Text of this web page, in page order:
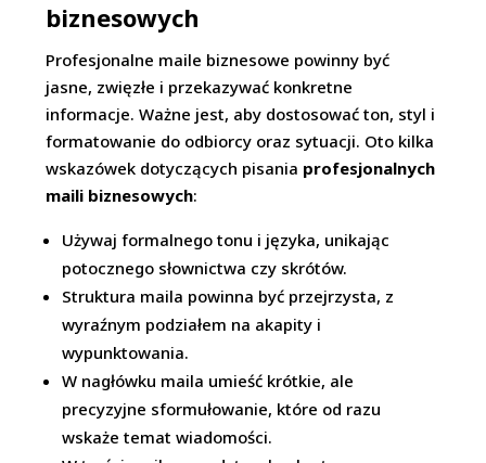
biznesowych
Profesjonalne maile biznesowe powinny być
jasne, zwięzłe i przekazywać konkretne
informacje. Ważne jest, aby dostosować ton, styl i
formatowanie do odbiorcy oraz sytuacji. Oto kilka
wskazówek dotyczących pisania profesjonalnych
maili biznesowych:
Używaj formalnego tonu i języka, unikając
potocznego słownictwa czy skrótów.
Struktura maila powinna być przejrzysta, z
wyraźnym podziałem na akapity i
wypunktowania.
W nagłówku maila umieść krótkie, ale
precyzyjne sformułowanie, które od razu
wskaże temat wiadomości.